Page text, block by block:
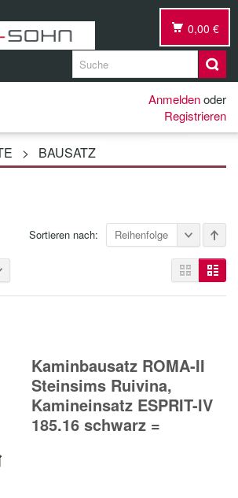
0,00 €
Anmeldenoder
Registrieren
> BAUSATZ
Sortieren nach: Reihenfolge
Kaminbausatz ROMA-II
Steinsims Ruivina,
Kamineinsatz ESPRIT-IV
185.16 schwarz =